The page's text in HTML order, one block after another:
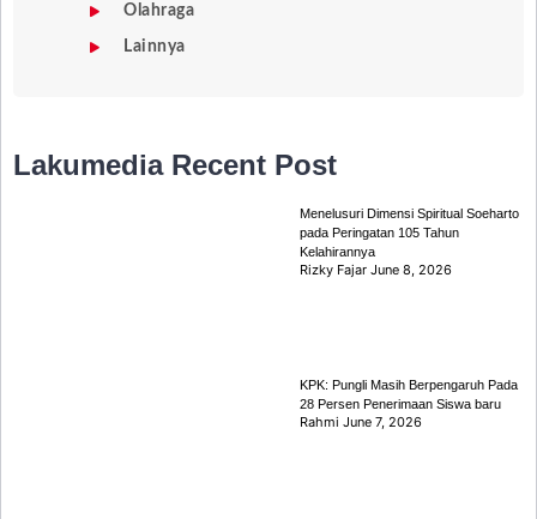
Olahraga
Lainnya
Lakumedia Recent Post
Menelusuri Dimensi Spiritual Soeharto
pada Peringatan 105 Tahun
Kelahirannya
Rizky FajarJune 8, 2026
KPK: Pungli Masih Berpengaruh Pada
28 Persen Penerimaan Siswa baru
RahmiJune 7, 2026